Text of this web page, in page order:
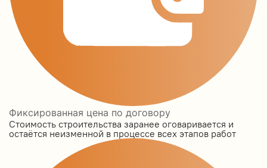
Фиксированная цена по договору
Стоимость строительства заранее оговаривается и
остаётся неизменной в процессе всех этапов работ